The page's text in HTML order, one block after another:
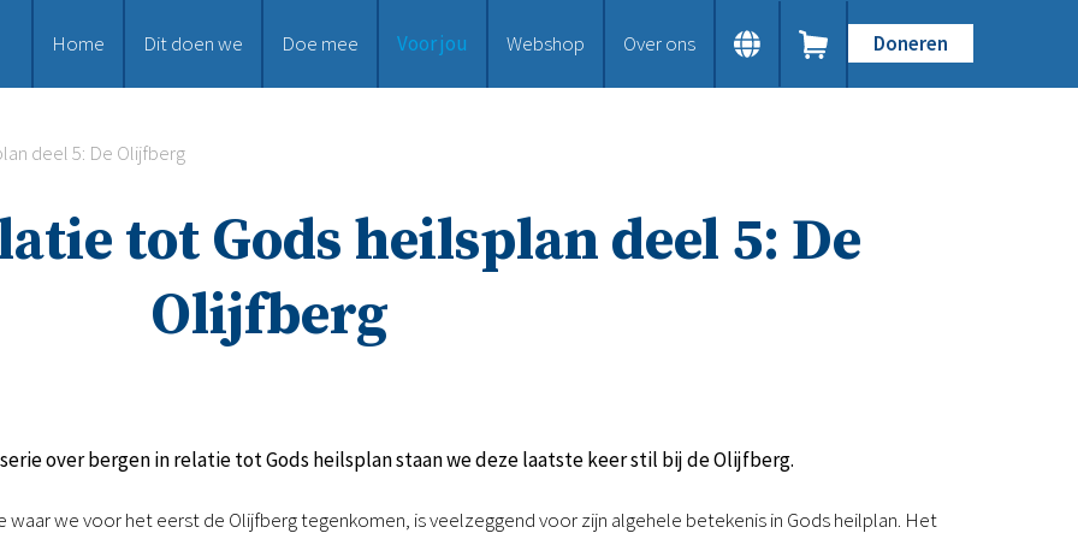
Home Dit doen we Doe mee Voor jou Webshop Over ons Doneren
deel 5: De Olijfberg
tot Gods heilsplan deel 5: De
Olijfberg
over bergen in relatie tot Gods heilsplan staan we deze laatste keer stil bij de Olijfberg.
we voor het eerst de Olijfberg tegenkomen, is veelzeggend voor zijn algehele betekenis in Gods heilplan. Het
Samenwerken en toerusten
Humanitaire hulp
Nodig ons uit
Kennisbank